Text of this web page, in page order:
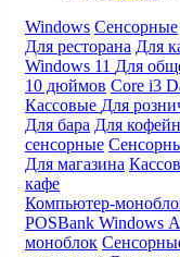
Windows Сенсорные
Для ресторана Для
Windows 11 Для
10 дюймов Core i3
Кассовые Для
Для бара Для
сенсорные
Для магазина
кафе
Компьютер-
POSBank Windows
моноблок